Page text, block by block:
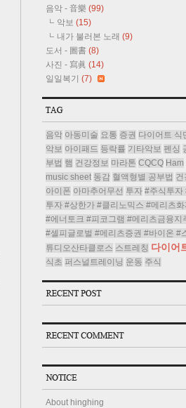
음악 - 音樂 (99)
악보 (15)
내가 불러본 노래 (9)
도서 - 圖書 (8)
사진 - 寫眞 (14)
일일복기 (7)
음악 아동미술 요통 증권 다이어트 식
악보 아이패드 등락률 기타악보 펜싱
부법 햄 건강정보 마라톤 CQCQ Ham
music sheet 동감 혈액형별 공부법 건
아이폰 아마추어무선 투자 #주식투자
투자 #상한가 #클리노믹스 #메리츠
#에너토크 #피코그램 #메리츠금융지
#셀피글로벌 #메리츠증권 #바이온 #
튜디오산타클로스 스트레칭 다이어
식초 퍼스널트레이닝 운동 주식
About hinghing